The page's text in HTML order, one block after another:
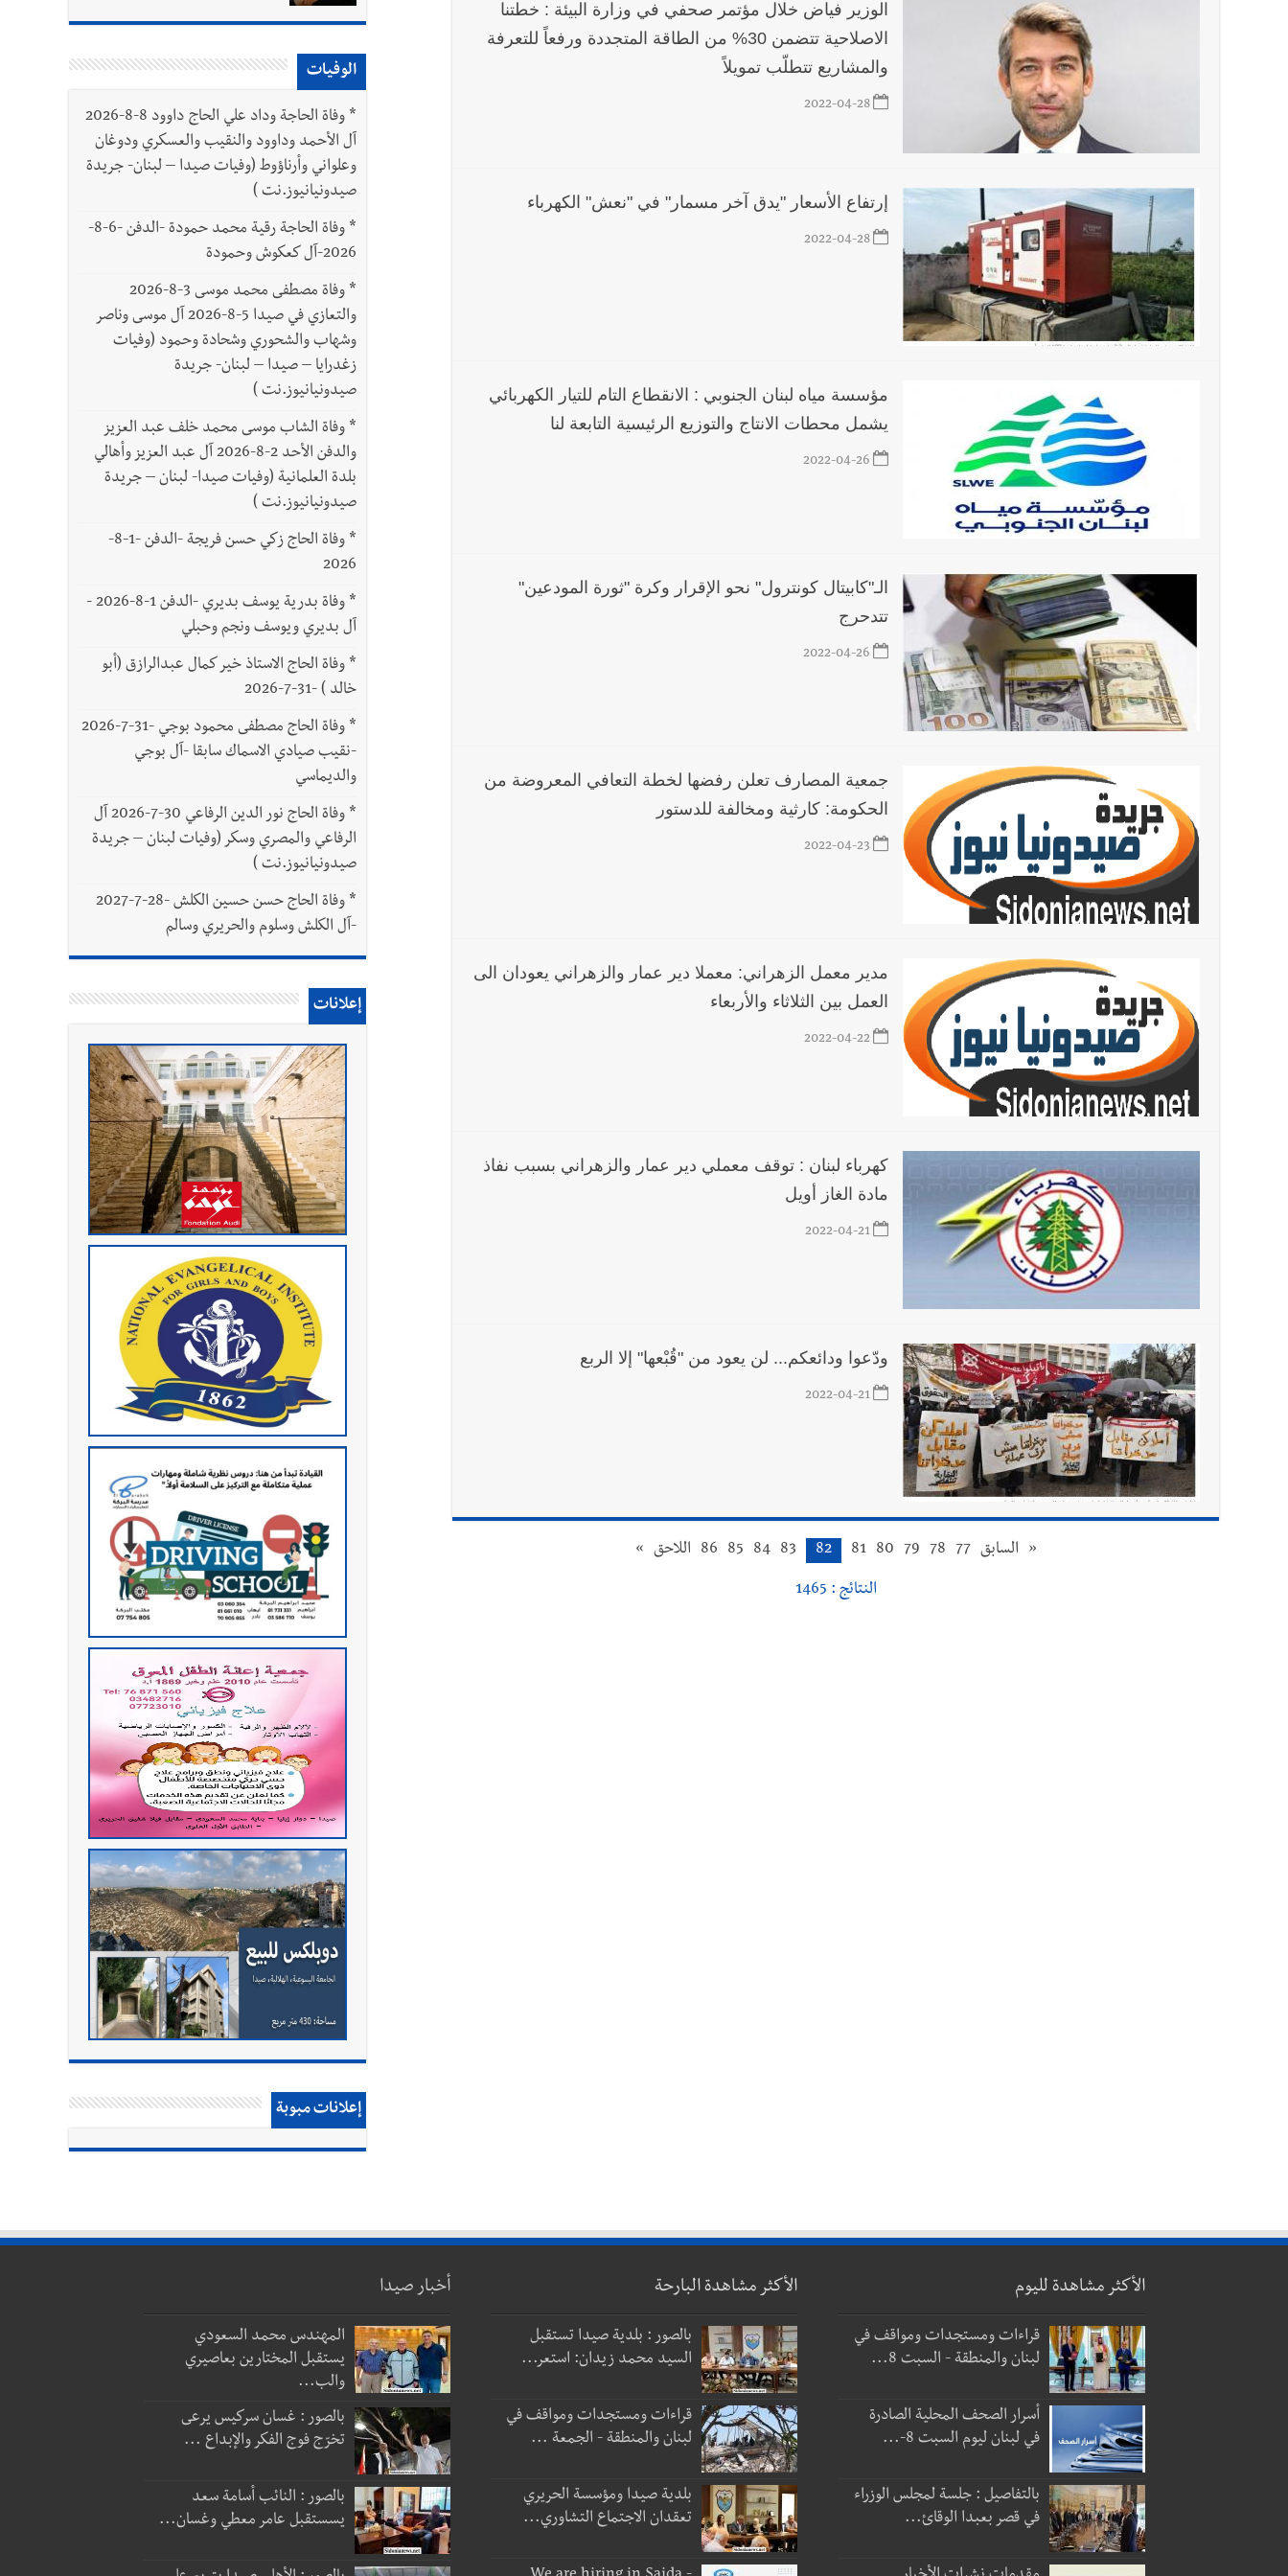
الوزير فياض خلال مؤتمر صحفي في وزارة البيئة : خطتنا
الاصلاحية تتضمن 30% من الطاقة المتجددة ورفعاً للتعرفة
والمشاريع تتطلّب تمويلاً
2022-04-28
إرتفاع الأسعار "يدق آخر مسمار" في "نعش" الكهرباء
2022-04-28
مؤسسة مياه لبنان الجنوبي : الانقطاع التام للتيار الكهربائي
يشمل محطات الانتاج والتوزيع الرئيسية التابعة لنا
2022-04-26
الـ"كابيتال كونترول" نحو الإقرار وكرة "ثورة المودعين"
تتدحرج
2022-04-26
جمعية المصارف تعلن رفضها لخطة التعافي المعروضة من
الحكومة: كارثية ومخالفة للدستور
2022-04-23
مدير معمل الزهراني: معملا دير عمار والزهراني يعودان الى
العمل بين الثلاثاء والأربعاء
2022-04-22
كهرباء لبنان : توقف معملي دير عمار والزهراني بسبب نفاذ
مادة الغاز أويل
2022-04-21
ودّعوا ودائعكم... لن يعود من "قُبْعها" إلا الربع
2022-04-21
« السابق 77
78
79
80
81
82
83
84
85
86 اللاحق »
النتائج : 1465
الوفيات
*
وفاة الحاجة وداد علي الحاج داوود 8-8-2026
آل الأحمد وداوود والنقيب والعسكري ودوغان
وعلواني وأرناؤوط (وفيات صيدا – لبنان- جريدة
صيدونيانيوز.نت )
*
وفاة الحاجة رقية محمد حمودة -الدفن -6-8-
2026-آل كعكوش وحمودة
*
وفاة مصطفى محمد موسى 3-8-2026
والتعازي في صيدا 5-8-2026 آل موسى وناصر
وشهاب والشحوري وشحادة وحمود (وفيات
زغدرايا – صيدا – لبنان- جريدة
صيدونيانيوز.نت )
* وفاة الشاب موسى محمد خلف عبد العزيز
والدفن الأحد 2-8-2026 آل عبد العزيز وأهالي
بلدة العلمانية (وفيات صيدا- لبنان – جريدة
صيدونيانيوز.نت )
*
وفاة الحاج زكي حسن فريجة -الدفن -1-8-
2026
*
وفاة بدرية يوسف بديري -الدفن 1-8-2026 -
آل بديري ويوسف ونجم وحبلي
* وفاة الحاج الاستاذ خير كمال عبدالرازق (أبو
خالد ) -31-7-2026
*
وفاة الحاج مصطفى محمود بوجي -31-7-2026
-نقيب صيادي الاسماك سابقا -آل بوجي
والديماسي
*
وفاة الحاج نور الدين الرفاعي 30-7-2026 آل
الرفاعي والمصري وسكر (وفيات لبنان – جريدة
صيدونيانيوز.نت )
*
وفاة الحاج حسن حسين الكلش -28-7-2027
-آل الكلش وسلوم والحريري وسالم
إعلانات
إعلانات مبوبة
الأكثر مشاهدة لليوم
قراءات ومستجدات ومواقف في
لبنان والمنطقة - السبت 8...
أسرار الصحف المحلية الصادرة
في لبنان ليوم السبت 8-...
بالتفاصيل : جلسة لمجلس الوزراء
في قصر بعبدا الوقائ...
الأكثر مشاهدة البارحة
بالصور : بلدية صيدا تستقبل
السيد محمد زيدان: استعر...
قراءات ومستجدات ومواقف في
لبنان والمنطقة - الجمعة ...
بلدية صيدا ومؤسسة الحريري
تعقدان الاجتماع التشاوري...
أخبار صيدا
المهندس محمد السعودي
يستقبل المختارين بعاصيري
والب...
بالصور : غسان سركيس يرعى
تخرّج فوج الفكر والإبداع ...
بالصور : النائب أسامة سعد
يسستقبل عامر معطي وغسان...